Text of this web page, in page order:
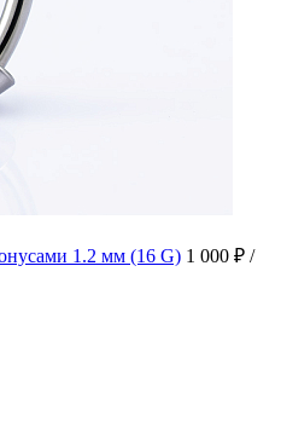
1.2 мм (16 G) 1 000 ₽ /